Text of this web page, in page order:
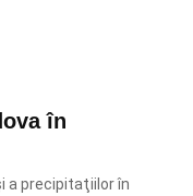
în
a precipitaţiilor în